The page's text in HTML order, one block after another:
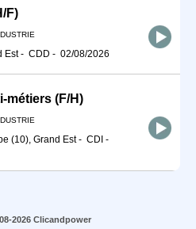
F)
Est- CDD - 02/08/2026
métiers (F/H)
(10), Grand Est- CDI -
2026 Clicandpower